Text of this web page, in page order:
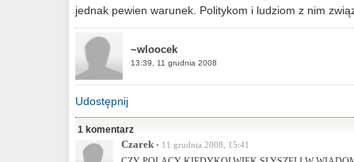
jednak pewien warunek. Politykom i ludziom z nim
~wloocek
13:39, 11 grudnia 2008
Udostępnij
1 komentarz
Czarek • 11 grudnia 2008, 15:41